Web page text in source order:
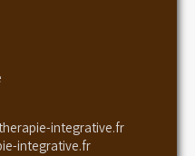
integrative.fr
integrative.fr